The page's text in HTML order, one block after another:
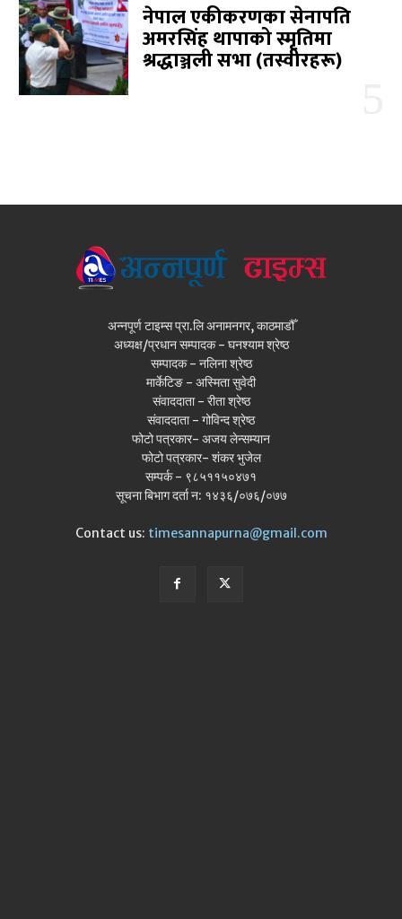
नेपाल एकीकरणका सेनापति
अमरसिंह थापाको स्मृतिमा
श्रद्धाञ्जली सभा (तस्वीरहरू)
अन्नपूर्ण टाइम्स प्रा.लि अनामनगर, काठमाडौँ
अध्यक्ष/प्रधान सम्पादक - घनश्याम श्रेष्ठ
सम्पादक - नलिना श्रेष्ठ
मार्केटिङ - अस्मिता सुवेदी
संवाददाता - रीता श्रेष्ठ
संवाददाता - गोविन्द श्रेष्ठ
फोटो पत्रकार- अजय लेन्सम्यान
फोटो पत्रकार- शंकर भुजेल
सम्पर्क - ९८५११५०४७१
सूचना बिभाग दर्ता न: १४३६/०७६/०७७
Contact us: timesannapurna@gmail.com